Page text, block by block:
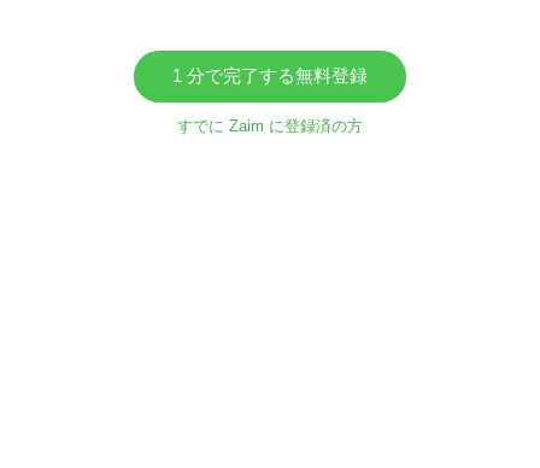
1 分で完了する無料登録
すでに Zaim に登録済の方